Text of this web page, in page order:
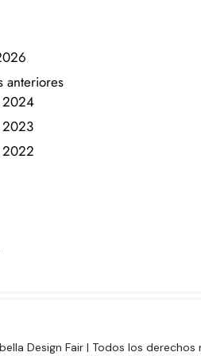
anteriores
2024
2023
2022
Design Fair | Todos los derechos